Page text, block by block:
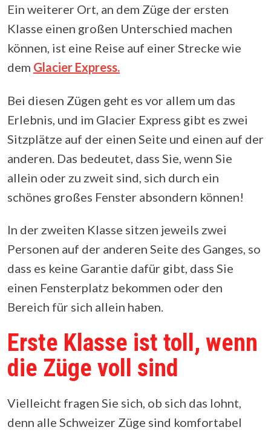
Ein weiterer Ort, an dem Züge der ersten
Klasse einen großen Unterschied machen
können, ist eine Reise auf einer Strecke wie
dem Glacier Express.
Bei diesen Zügen geht es vor allem um das
Erlebnis, und im Glacier Express gibt es zwei
Sitzplätze auf der einen Seite und einen auf der
anderen. Das bedeutet, dass Sie, wenn Sie
allein oder zu zweit sind, sich durch ein
schönes großes Fenster absondern können!
In der zweiten Klasse sitzen jeweils zwei
Personen auf der anderen Seite des Ganges, so
dass es keine Garantie dafür gibt, dass Sie
einen Fensterplatz bekommen oder den
Bereich für sich allein haben.
Erste Klasse ist toll, wenn
die Züge voll sind
Vielleicht fragen Sie sich, ob sich das lohnt,
denn alle Schweizer Züge sind komfortabel